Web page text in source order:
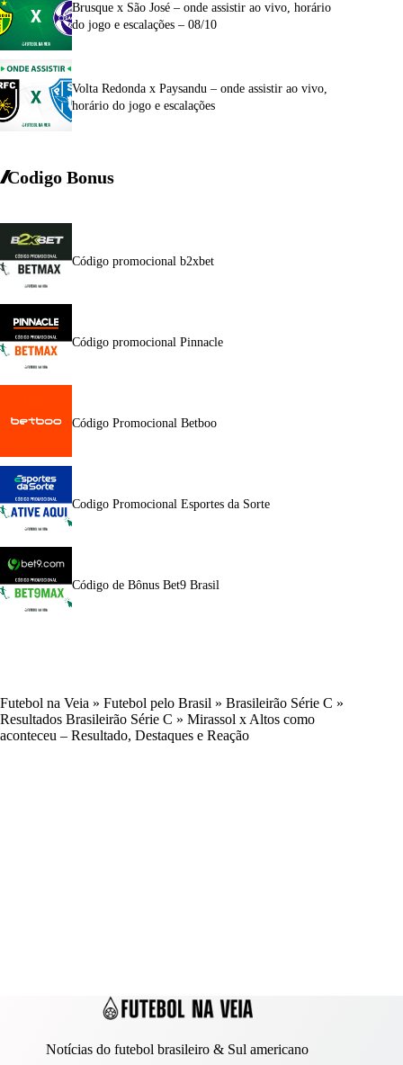
Brusque x São José – onde assistir ao vivo, horário
do jogo e escalações – 08/10
Volta Redonda x Paysandu – onde assistir ao vivo,
horário do jogo e escalações
Codigo Bonus
Código promocional b2xbet
Código promocional Pinnacle
Código Promocional Betboo
Codigo Promocional Esportes da Sorte
Código de Bônus Bet9 Brasil
Futebol na Veia » Futebol pelo Brasil » Brasileirão Série C »
Resultados Brasileirão Série C » Mirassol x Altos como
aconteceu – Resultado, Destaques e Reação
Notícias do futebol brasileiro & Sul americano